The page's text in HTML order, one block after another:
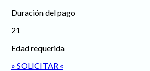
Duración del pago
21
Edad requerida
» SOLICITAR «